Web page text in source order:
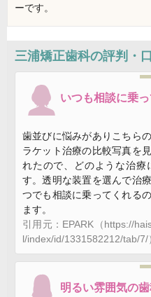
ーです。
三浦矯正歯科の評判・
いつも相談に乗
歯並びに悩みがありこちら
ラケット治療の比較写真を
れたので、どのような治療
す。透明な装置を選んで治
つでも相談に乗ってくれる
ます。
引用元：EPARK（https://
l/index/id/1331582212/tab/7/
明るい雰囲気の